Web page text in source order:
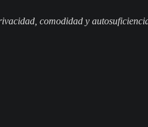
comodidad y